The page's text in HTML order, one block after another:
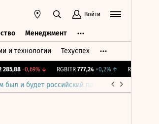
Войти
Менеджмент
и технологии Техуспех
-0,69%↓ RGBITR 777,24 +0,2%↑ RTSI
был и будет российский парламент